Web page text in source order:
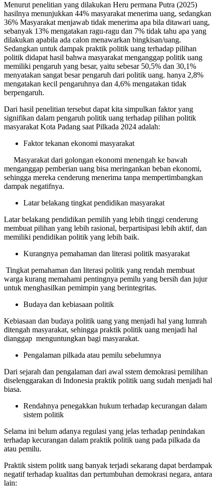
Menurut penelitian yang dilakukan Heru permana Putra (2025)
hasilnya menunjukkan 44% masyarakat menerima uang, sedangkan
36% Masyarakat menjawab tidak menerima apa bila ditawari uang,
sebanyak 13% mengatakan ragu-ragu dan 7% tidak tahu apa yang
dilakukan apabila ada calon menawarkan bingkisan/uang.
Sedangkan untuk dampak praktik politik uang terhadap pilihan
politik didapat hasil bahwa masyarakat menganggap politik uang
memiliki pengaruh yang besar, yaitu sebesar 50,5% dan 30,1%
menyatakan sangat besar pengaruh dari politik uang. hanya 2,8%
mengatakan kecil pengaruhnya dan 4,6% mengatakan tidak
berpengaruh.
Dari hasil penelitian tersebut dapat kita simpulkan faktor yang
signifikan dalam pengaruh politik uang terhadap pilihan politik
masyarakat Kota Padang saat Pilkada 2024 adalah:
Faktor tekanan ekonomi masyarakat
Masyarakat dari golongan ekonomi menengah ke bawah
menganggap pemberian uang bisa meringankan beban ekonomi,
sehingga mereka cenderung menerima tanpa mempertimbangkan
dampak negatifnya.
Latar belakang tingkat pendidikan masyarakat
Latar belakang pendidikan pemilih yang lebih tinggi cenderung
membuat pilihan yang lebih rasional, berpartisipasi lebih aktif, dan
memiliki pendidikan politik yang lebih baik.
Kurangnya pemahaman dan literasi politik masyarakat
Tingkat pemahaman dan literasi politik yang rendah membuat
warga kurang memahami pentingnya pemilu yang bersih dan jujur
untuk menghasilkan pemimpin yang berintegritas.
Budaya dan kebiasaan politik
Kebiasaan dan budaya politik uang yang menjadi hal yang lumrah
ditengah masyarakat, sehingga praktik politik uang menjadi hal
dianggap menguntungkan bagi masyarakat.
Pengalaman pilkada atau pemilu sebelumnya
Dari sejarah dan pengalaman dari awal sstem demokrasi pemilihan
diselenggarakan di Indonesia praktik politik uang sudah menjadi hal
biasa.
Rendahnya penegakkan hukum terhadap kecurangan dalam
sistem politik
Selama ini belum adanya regulasi yang jelas terhadap penindakan
terhadap kecurangan dalam praktik politik uang pada pilkada da
atau pemilu.
Praktik sistem politk uang banyak terjadi sekarang dapat berdampak
negatif terhadap kualitas dan pertumbuhan demokrasi negara, antara
lain: